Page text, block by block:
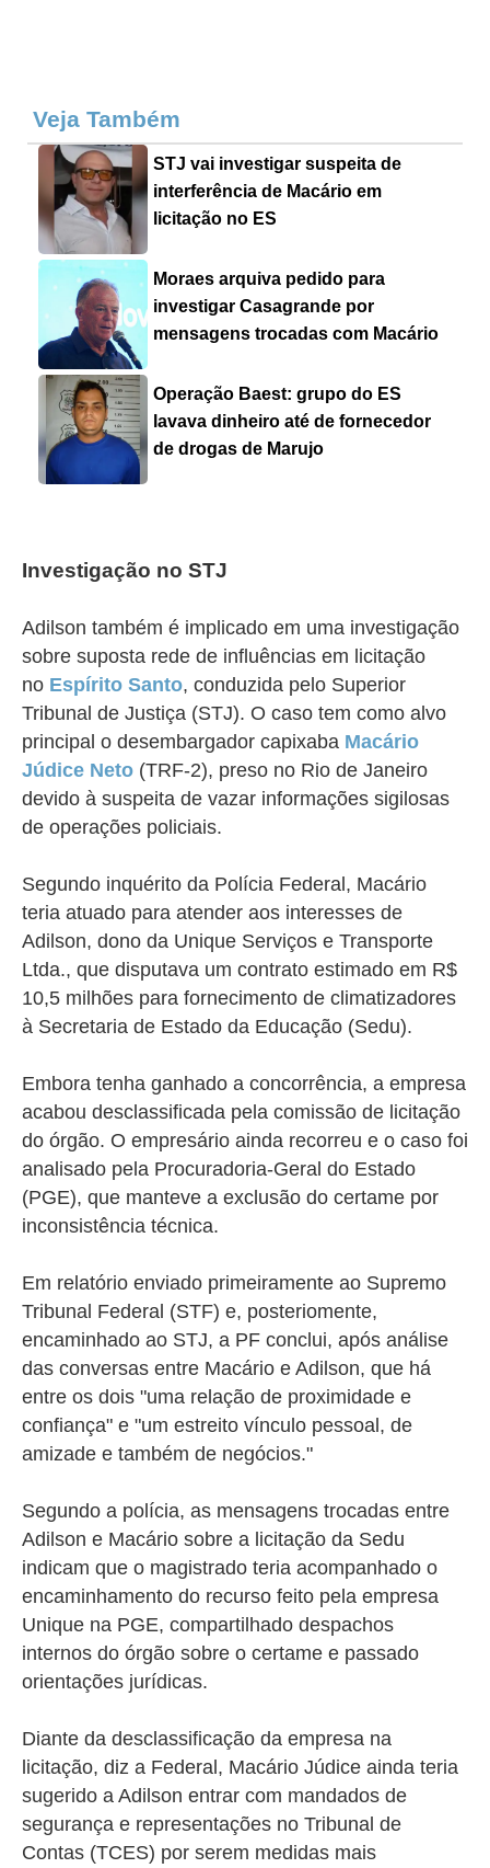
Veja Também
STJ vai investigar suspeita de
interferência de Macário em
licitação no ES
Moraes arquiva pedido para
investigar Casagrande por
mensagens trocadas com Macário
Operação Baest: grupo do ES
lavava dinheiro até de fornecedor
de drogas de Marujo
Investigação no STJ
Adilson também é implicado em uma investigação
sobre suposta rede de influências em licitação
no Espírito Santo, conduzida pelo Superior
Tribunal de Justiça (STJ). O caso tem como alvo
principal o desembargador capixaba Macário
Júdice Neto (TRF-2), preso no Rio de Janeiro
devido à suspeita de vazar informações sigilosas
de operações policiais.
Segundo inquérito da Polícia Federal, Macário
teria atuado para atender aos interesses de
Adilson, dono da Unique Serviços e Transporte
Ltda., que disputava um contrato estimado em R$
10,5 milhões para fornecimento de climatizadores
à Secretaria de Estado da Educação (Sedu).
Embora tenha ganhado a concorrência, a empresa
acabou desclassificada pela comissão de licitação
do órgão. O empresário ainda recorreu e o caso foi
analisado pela Procuradoria-Geral do Estado
(PGE), que manteve a exclusão do certame por
inconsistência técnica.
Em relatório enviado primeiramente ao Supremo
Tribunal Federal (STF) e, posteriomente,
encaminhado ao STJ, a PF conclui, após análise
das conversas entre Macário e Adilson, que há
entre os dois "uma relação de proximidade e
confiança" e "um estreito vínculo pessoal, de
amizade e também de negócios."
Segundo a polícia, as mensagens trocadas entre
Adilson e Macário sobre a licitação da Sedu
indicam que o magistrado teria acompanhado o
encaminhamento do recurso feito pela empresa
Unique na PGE, compartilhado despachos
internos do órgão sobre o certame e passado
orientações jurídicas.
Diante da desclassificação da empresa na
licitação, diz a Federal, Macário Júdice ainda teria
sugerido a Adilson entrar com mandados de
segurança e representações no Tribunal de
Contas (TCES) por serem medidas mais